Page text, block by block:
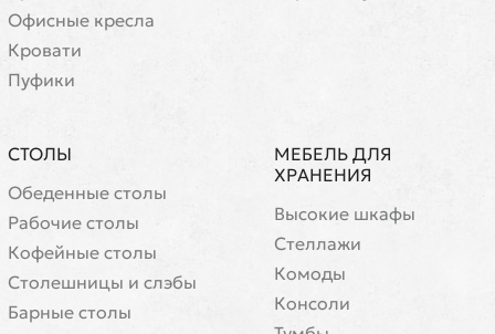
Офисные кресла
Кровати
Пуфики
СТОЛЫ
Обеденные столы
Рабочие столы
Кофейные столы
Cтолешницы и слэбы
Барные столы
МЕБЕЛЬ ДЛЯ
ХРАНЕНИЯ
Высокие шкафы
Стеллажи
Комоды
Консоли